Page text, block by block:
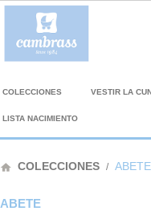
COLECCIONES VESTIR LA
LISTA NACIMIENTO
home COLECCIONES ABETE
ABETE